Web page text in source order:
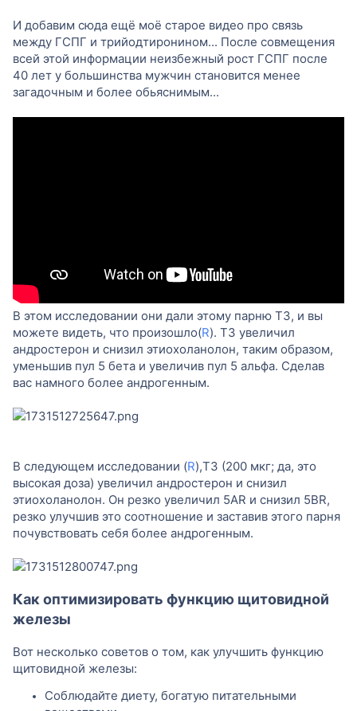
И добавим сюда ещё моё старое видео про связь
между ГСПГ и трийодтиронином... После совмещения
всей этой информации неизбежный рост ГСПГ после
40 лет у большинства мужчин становится менее
загадочным и более обьяснимым...
В этом исследовании они дали этому парню T3, и вы
можете видеть, что произошло(R). T3 увеличил
андростерон и снизил этиохоланолон, таким образом,
уменьшив пул 5 бета и увеличив пул 5 альфа. Сделав
вас намного более андрогенным.
В следующем исследовании (R),T3 (200 мкг; да, это
высокая доза) увеличил андростерон и снизил
этиохоланолон. Он резко увеличил 5AR и снизил 5BR,
резко улучшив это соотношение и заставив этого парня
почувствовать себя более андрогенным.
Как оптимизировать функцию щитовидной
железы
Вот несколько советов о том, как улучшить функцию
щитовидной железы:
Соблюдайте диету, богатую питательными